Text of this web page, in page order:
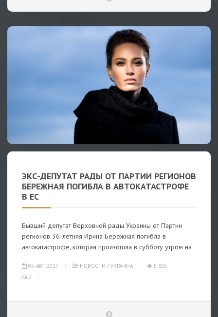
ЭКС-ДЕПУТАТ РАДЫ ОТ ПАРТИИ РЕГИОНОВ
БЕРЕЖНАЯ ПОГИБЛА В АВТОКАТАСТРОФЕ
В ЕС
Бывший депутат Верховной рады Украины от Партии
регионов 36-летняя Ирина Бережная погибла в
автокатастрофе, которая произошла в субботу утром на
05-АВГ-2017 НОВОСТИ / УКРАИНА
5 855
2